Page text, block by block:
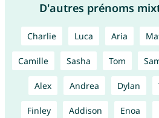
D'autres prénoms
Charlie Luca Aria
Camille Sasha Tom
Alex Andrea Dylan
Finley Addison Enoa